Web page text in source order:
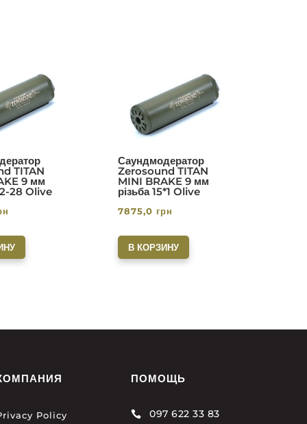
TITAN
9 мм
28 Olive
Саундмодератор
Zerosound TITAN
MINI BRAKE 9 мм
різьба 15*1 Olive
7875,0 грн
В КОРЗИНУ
Policy
ПОМОЩЬ
 097 622 33 83